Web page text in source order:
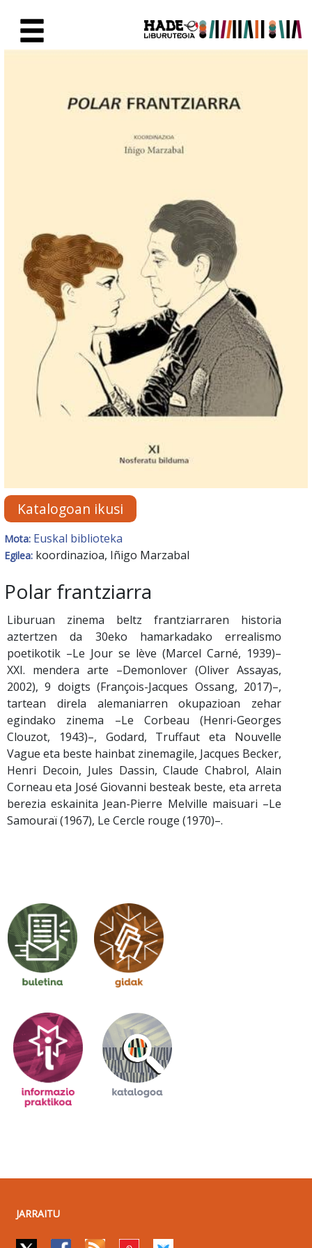
Katalogoan ikusi
Mota: Euskal biblioteka
Egilea: koordinazioa, Iñigo Marzabal
Polar frantziarra
Liburuan zinema beltz frantziarraren historia
aztertzen da 30eko hamarkadako errealismo
poetikotik –Le Jour se lève (Marcel Carné, 1939)–
XXI. mendera arte –Demonlover (Oliver Assayas,
2002), 9 doigts (François-Jacques Ossang, 2017)–,
tartean direla alemaniarren okupazioan zehar
egindako zinema –Le Corbeau (Henri-Georges
Clouzot, 1943)–, Godard, Truffaut eta Nouvelle
Vague eta beste hainbat zinemagile, Jacques Becker,
Henri Decoin, Jules Dassin, Claude Chabrol, Alain
Corneau eta José Giovanni besteak beste, eta arreta
berezia eskainita Jean-Pierre Melville maisuari –Le
Samouraï (1967), Le Cercle rouge (1970)–.
JARRAITU